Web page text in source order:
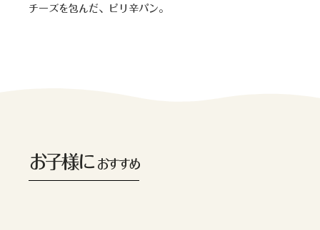
チーズを包んだ、ピリ辛パン。
お子様におすすめ